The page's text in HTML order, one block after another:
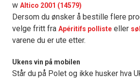
w Altico 2001 (14579)
Dersom du ønsker å bestille flere
velge fritt fra Apéritifs polliste eller
varene du er ute etter.
Ukens vin på mobilen
Står du på Polet og ikke husker hva